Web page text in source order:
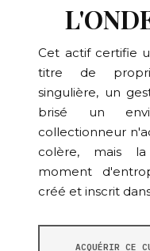
Cet actif certifie
titre de
singulière, un
brisé un
collectionneur
colère, mais
moment
créé et inscrit
ACQUÉRIR CE